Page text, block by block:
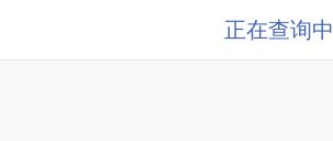
正在查询中